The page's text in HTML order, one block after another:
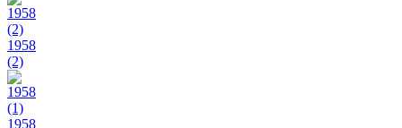
1958
(2)
1958